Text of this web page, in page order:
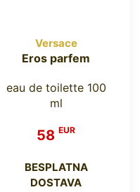
Versace
Eros parfem
eau de toilette 100
ml
58 EUR
BESPLATNA
DOSTAVA